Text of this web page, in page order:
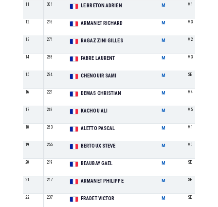
11 301 LE BRETON ADRIEN M M1
12 216 ARMANET RICHARD M M3
13 271 RAGAZZINI GILLES M M2
14 288 FABRE LAURENT M M3
15 294 CHENOUIR SAMI M SE
16 221 DEMAS CHRISTIAN M M4
17 249 KACHOU ALI M M5
18 263 ALETTO PASCAL M M1
19 255 BERTOUX STEVE M M0
20 219 BEAUBAY GAEL M SE
21 217 ARMANET PHILIPPE M SE
22 237 FRADET VICTOR M SE